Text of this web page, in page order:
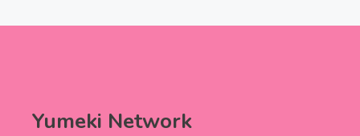
Yumeki Network